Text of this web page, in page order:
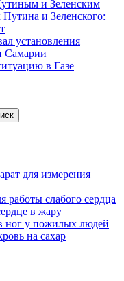
и Зеленским
и Зеленского:
установления
Самарии
в Газе
для измерения
работы слабого сердца
в жару
ног у пожилых людей
на сахар